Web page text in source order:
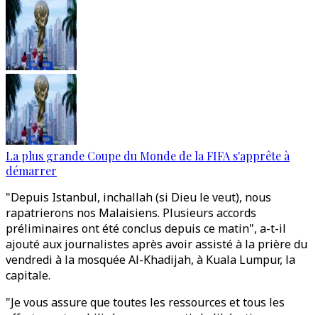
La plus grande Coupe du Monde de la FIFA s'apprête à
démarrer
"Depuis Istanbul, inchallah (si Dieu le veut), nous
rapatrierons nos Malaisiens. Plusieurs accords
préliminaires ont été conclus depuis ce matin", a-t-il
ajouté aux journalistes après avoir assisté à la prière du
vendredi à la mosquée Al-Khadijah, à Kuala Lumpur, la
capitale.
"Je vous assure que toutes les ressources et tous les